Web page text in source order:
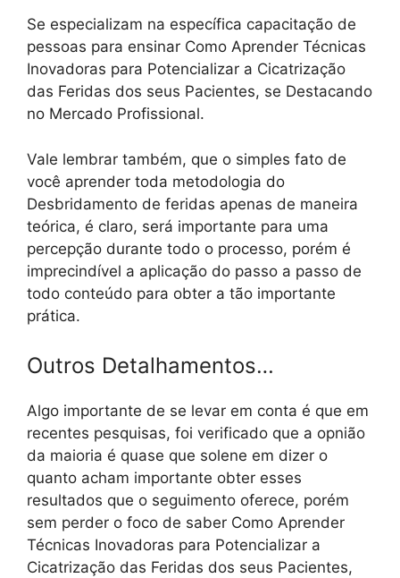
Se especializam na específica capacitação de
pessoas para ensinar Como Aprender Técnicas
Inovadoras para Potencializar a Cicatrização
das Feridas dos seus Pacientes, se Destacando
no Mercado Profissional.
Vale lembrar também, que o simples fato de
você aprender toda metodologia do
Desbridamento de feridas apenas de maneira
teórica, é claro, será importante para uma
percepção durante todo o processo, porém é
imprecindível a aplicação do passo a passo de
todo conteúdo para obter a tão importante
prática.
Outros Detalhamentos…
Algo importante de se levar em conta é que em
recentes pesquisas, foi verificado que a opnião
da maioria é quase que solene em dizer o
quanto acham importante obter esses
resultados que o seguimento oferece, porém
sem perder o foco de saber Como Aprender
Técnicas Inovadoras para Potencializar a
Cicatrização das Feridas dos seus Pacientes,